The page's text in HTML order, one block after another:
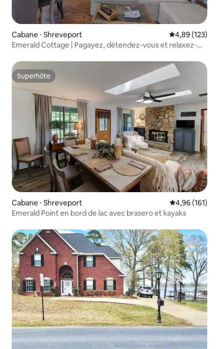
Cabane ⋅ Shreveport Évaluation
4,89 (123)
Emerald Cottage | Pagayez, détendez-vous et relaxez-
Superhôte
Superhôte
Cabane ⋅ Shreveport Évaluation
4,96 (161)
Emerald Point en bord de lac avec brasero et kayaks